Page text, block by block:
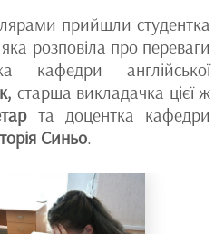
прийшли студентка
розповіла про переваги
кафедри англійської
старша викладачка цієї ж
та доцентка кафедри
Синьо.